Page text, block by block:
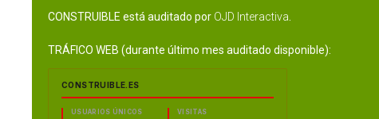
CONSTRUIBLE está auditado por OJD Interactiva
TRÁFICO WEB (durante último mes auditado disponible):